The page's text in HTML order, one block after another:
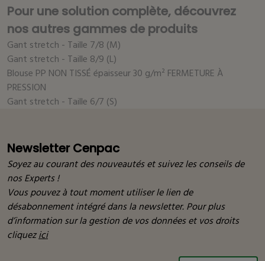
Pour une solution complète, découvrez
nos autres gammes de produits
Gant stretch - Taille 7/8 (M)
Gant stretch - Taille 8/9 (L)
Blouse PP NON TISSÉ épaisseur 30 g/m² FERMETURE À
PRESSION
Gant stretch - Taille 6/7 (S)
Newsletter Cenpac
Soyez au courant des nouveautés et suivez les conseils de
nos Experts !
Vous pouvez à tout moment utiliser le lien de
désabonnement intégré dans la newsletter. Pour plus
d’information sur la gestion de vos données et vos droits
cliquezici